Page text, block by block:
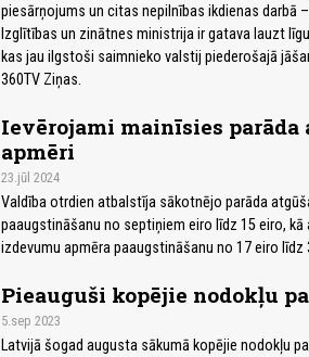
piesārņojums un citas nepilnības ikdienas darbā
Izglītības un zinātnes ministrija ir gatava lauzt
kas jau ilgstoši saimnieko valstij piederošajā
360TV Ziņas.
Ievērojami mainīsies parāda
apmēri
23.jūl 2024
Valdība otrdien atbalstīja sākotnējo parāda
paaugstināšanu no septiņiem eiro līdz 15 eiro,
izdevumu apmēra paaugstināšanu no 17 eiro līdz
Pieauguši kopējie nodokļu
5.sep 2023
Latvijā šogad augusta sākumā kopējie nodokļu